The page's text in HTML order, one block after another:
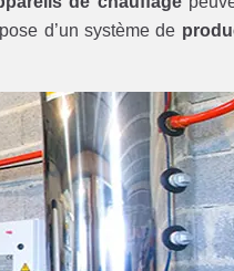
d’un système de